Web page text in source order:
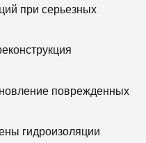
при серьезных
поврежденных
гидроизоляции